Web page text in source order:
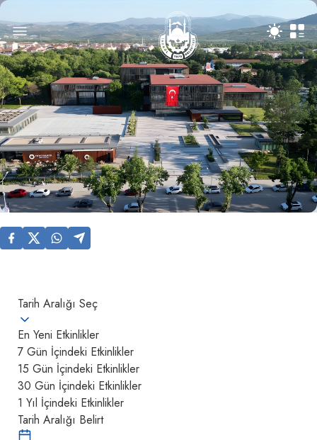
Tarih Aralığı Seç
En Yeni Etkinlikler
7 Gün İçindeki Etkinlikler
15 Gün İçindeki Etkinlikler
30 Gün İçindeki Etkinlikler
1 Yıl İçindeki Etkinlikler
Tarih Aralığı Belirt